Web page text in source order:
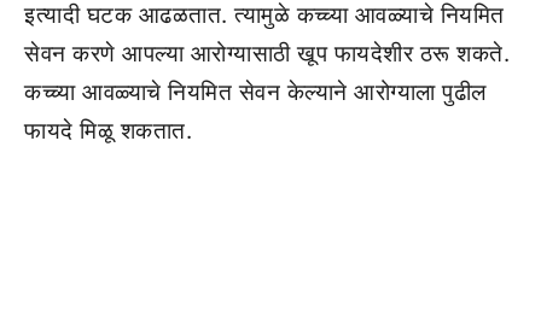
इत्यादी घटक आढळतात. त्यामुळे कच्च्या आवळ्याचे नियमित
सेवन करणे आपल्या आरोग्यासाठी खूप फायदेशीर ठरू शकते.
कच्च्या आवळ्याचे नियमित सेवन केल्याने आरोग्याला पुढील
फायदे मिळू शकतात.